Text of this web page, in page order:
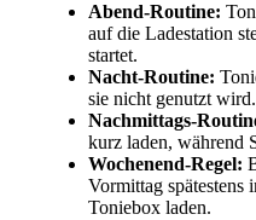
Abend-Routine:
auf die Ladestation
startet.
Nacht-Routine:
sie nicht genutzt wird.
Nachmittags-
kurz laden, während
Wochenend-Regel:
Vormittag spätestens
Toniebox laden.